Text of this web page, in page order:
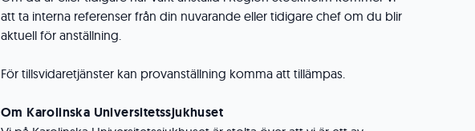
att ta interna referenser från din nuvarande eller tidigare chef om du blir
aktuell för anställning.
För tillsvidaretjänster kan provanställning komma att tillämpas.
Om Karolinska Universitetssjukhuset